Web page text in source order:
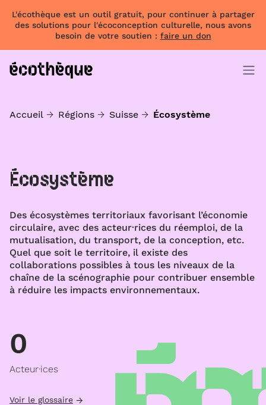
L'écothèque est un outil gratuit, pour continuer à partager
des solutions pour l'écoconception culturelle, nous avons
besoin de votre soutien : faire un don
Accueil Régions Suisse Écosystème
Écosystème
Des écosystèmes territoriaux favorisant l’économie
circulaire, avec des acteur·rices du réemploi, de la
mutualisation, du transport, de la conception, etc.
Quel que soit le territoire, il existe des
collaborations possibles à tous les niveaux de la
chaîne de la scénographie pour contribuer ensemble
à réduire les impacts environnementaux.
0
Acteur·ices
Voir le glossaire